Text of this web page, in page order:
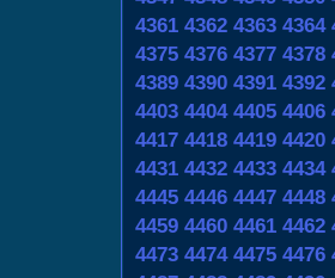
4361 4362 4363 4364
4375 4376 4377 4378
4389 4390 4391 4392
4403 4404 4405 4406
4417 4418 4419 4420
4431 4432 4433 4434
4445 4446 4447 4448
4459 4460 4461 4462
4473 4474 4475 4476